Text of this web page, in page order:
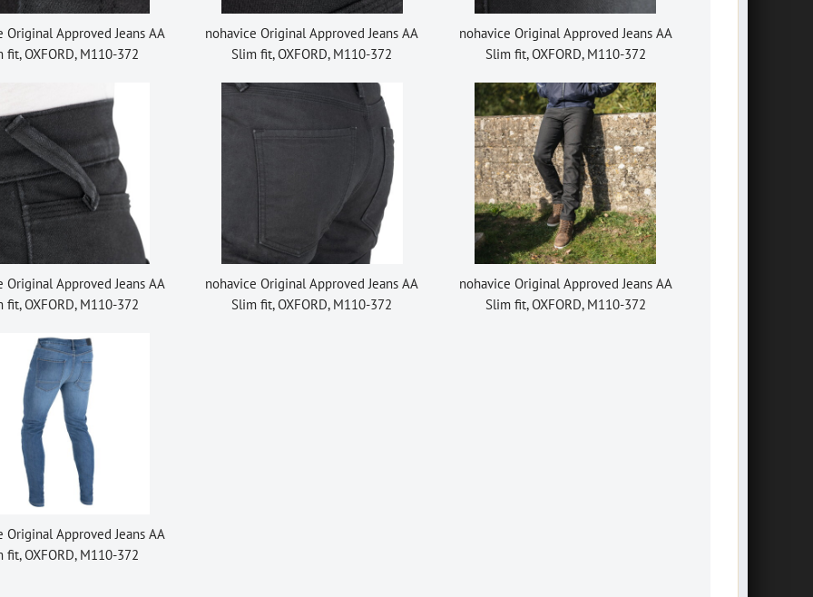
Original Approved Jeans AA
fit, OXFORD, M110-372
nohavice Original Approved Jeans AA
Slim fit, OXFORD, M110-372
nohavice Original Approved Jeans AA
Slim fit, OXFORD, M110-372
Original Approved Jeans AA
fit, OXFORD, M110-372
nohavice Original Approved Jeans AA
Slim fit, OXFORD, M110-372
nohavice Original Approved Jeans AA
Slim fit, OXFORD, M110-372
Original Approved Jeans AA
fit, OXFORD, M110-372